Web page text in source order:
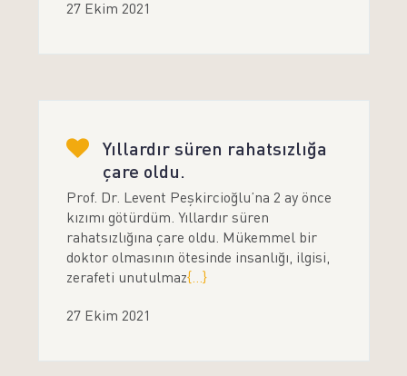
27 Ekim 2021
Yıllardır süren rahatsızlığa
çare oldu.
Prof. Dr. Levent Peşkircioğlu’na 2 ay önce
kızımı götürdüm. Yıllardır süren
rahatsızlığına çare oldu. Mükemmel bir
doktor olmasının ötesinde insanlığı, ilgisi,
zerafeti unutulmaz{...}
27 Ekim 2021